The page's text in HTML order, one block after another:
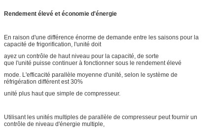
Rendement élevé et économie d'énergie
En raison d'une différence énorme de demande entre les saisons pour la
capacité de frigorification, l'unité doit
ayez un contrôle de haut niveau pour la capacité, de sorte
que l'unité puisse continuer à fonctionner sous le rendement élevé
mode. L'efficacité parallèle moyenne d'unité, selon le système de
réfrigération différent est 30%
unité plus haut que simple de compresseur.
Utilisant les unités multiples de parallèle de compresseur peut fournir un
contrôle de niveau d'énergie multiple,